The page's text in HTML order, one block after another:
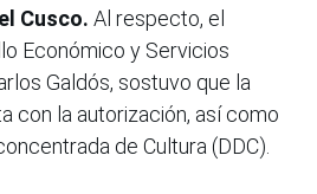
Cusco. Al respecto, el
Económico y Servicios
Galdós, sostuvo que la
con la autorización, así como
de Cultura (DDC).